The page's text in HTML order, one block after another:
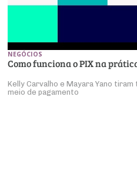
NEGÓCIOS
Como funciona o PIX na
Kelly Carvalho e Mayara Yano
meio de pagamento